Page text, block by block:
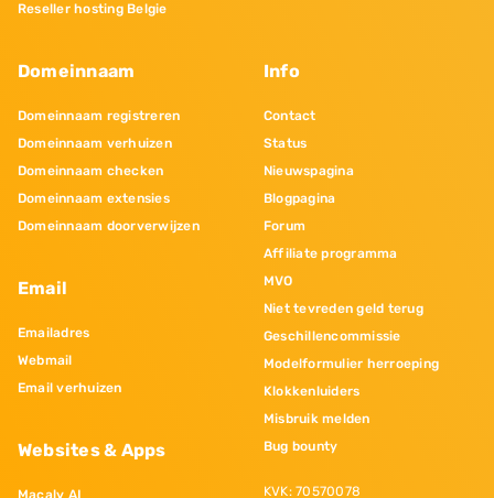
Reseller hosting Belgie
Domeinnaam
Domeinnaam registreren
Domeinnaam verhuizen
Domeinnaam checken
Domeinnaam extensies
Domeinnaam doorverwijzen
Email
Emailadres
Webmail
Email verhuizen
Websites & Apps
Macaly AI
Info
Contact
Status
Nieuwspagina
Blogpagina
Forum
Affiliate programma
MVO
Niet tevreden geld terug
Geschillencommissie
Modelformulier herroeping
Klokkenluiders
Misbruik melden
Bug bounty
KVK: 70570078